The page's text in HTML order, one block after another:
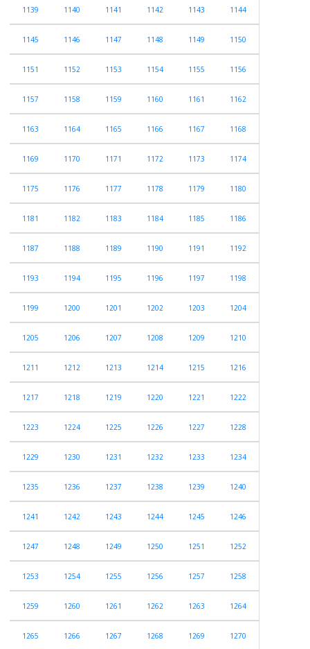
1139 1140 1141 1142 1143 1144
1145 1146 1147 1148 1149 1150
1151 1152 1153 1154 1155 1156
1157 1158 1159 1160 1161 1162
1163 1164 1165 1166 1167 1168
1169 1170 1171 1172 1173 1174
1175 1176 1177 1178 1179 1180
1181 1182 1183 1184 1185 1186
1187 1188 1189 1190 1191 1192
1193 1194 1195 1196 1197 1198
1199 1200 1201 1202 1203 1204
1205 1206 1207 1208 1209 1210
1211 1212 1213 1214 1215 1216
1217 1218 1219 1220 1221 1222
1223 1224 1225 1226 1227 1228
1229 1230 1231 1232 1233 1234
1235 1236 1237 1238 1239 1240
1241 1242 1243 1244 1245 1246
1247 1248 1249 1250 1251 1252
1253 1254 1255 1256 1257 1258
1259 1260 1261 1262 1263 1264
1265 1266 1267 1268 1269 1270